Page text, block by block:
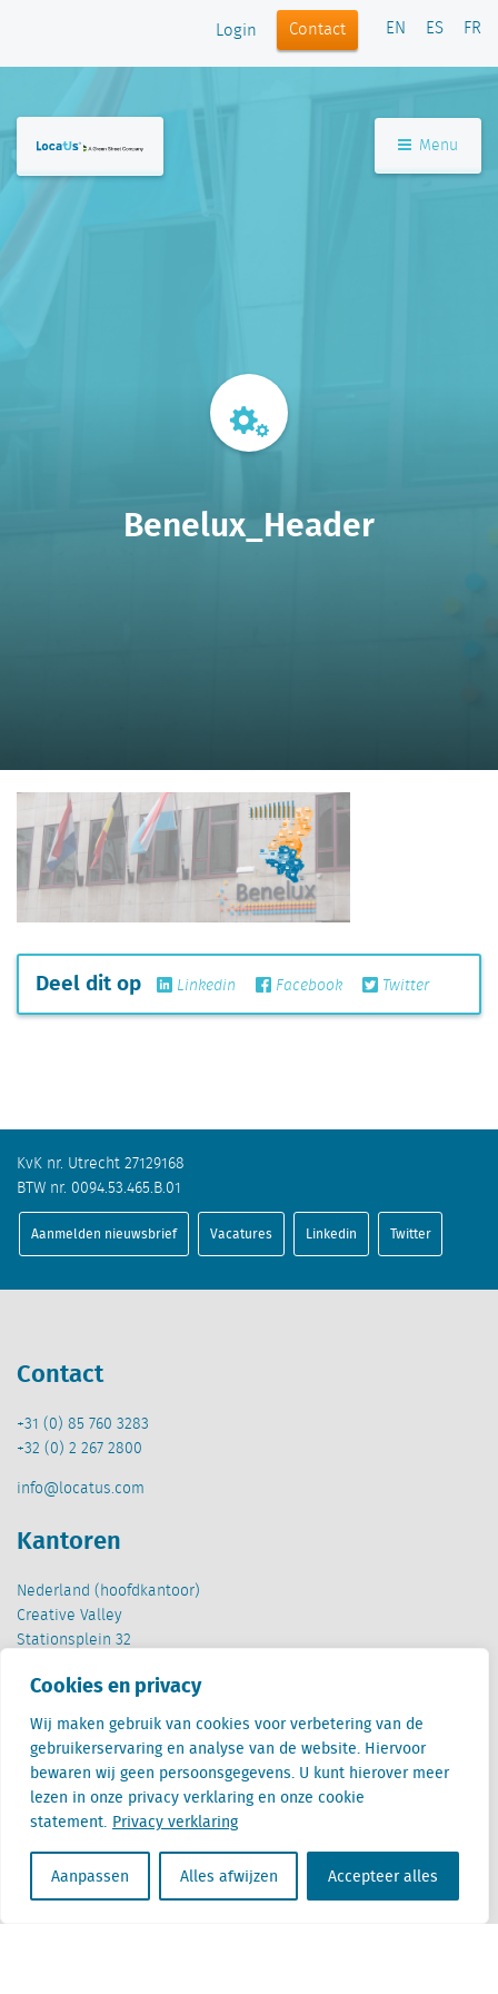
Cookies en privacy
Wij maken gebruik van cookies voor verbetering van de
gebruikerservaring en analyse van de website. Hiervoor
bewaren wij geen persoonsgegevens. U kunt hierover meer
lezen in onze privacy verklaring en onze cookie
statement. Privacy verklaring
Aanpassen Alles afwijzen Accepteer alles
Login Contact EN ES FR
Menu
Benelux_Header
Deel dit op Linkedin Facebook Twitter
KvK nr. Utrecht 27129168
BTW nr. 0094.53.465.B.01
Aanmelden nieuwsbrief Vacatures Linkedin Twitter
Contact
+31 (0) 85 760 3283
+32 (0) 2 267 2800
info@locatus.com
Kantoren
Nederland (hoofdkantoor)
Creative Valley
Stationsplein 32
Cantersteen 47
1000 Brussel